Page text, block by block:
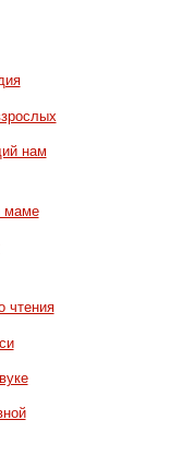
нам
маме
чтения